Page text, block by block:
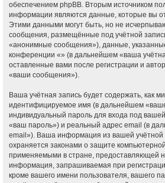
обеспечением phpBB. Вторым источником
информации являются данные, которые вы
Этими данными могут быть, но не
сообщения, размещённые под учётной
«анонимные сообщения»), данные,
конференции «» (в дальнейшем «ваша
оставленные вами после регистрации и
«ваши сообщения»).
Ваша учётная запись будет содержать, как
идентифицируемое имя (в дальнейшем
индивидуальный пароль для входа под
«ваш пароль») и реальный адрес email (в
email»). Ваша информация из вашей учётной
охраняется законами о защите
применяемыми в стране, предоставляющей
информация, запрашиваемая при
кроме вашего имени пользователя, вашего